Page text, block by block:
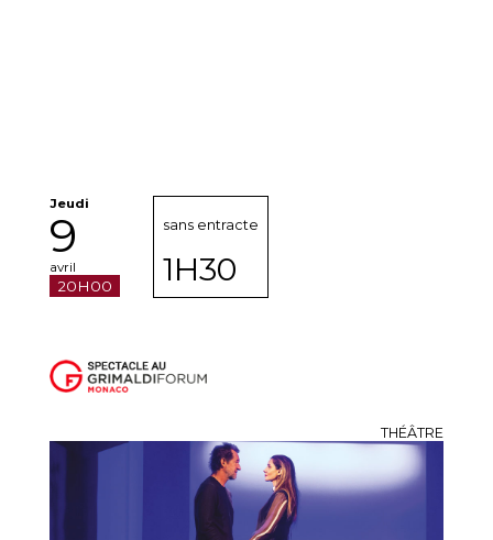
Jeudi
9
avril
20H00
sans entracte
1H30
THÉÂTRE